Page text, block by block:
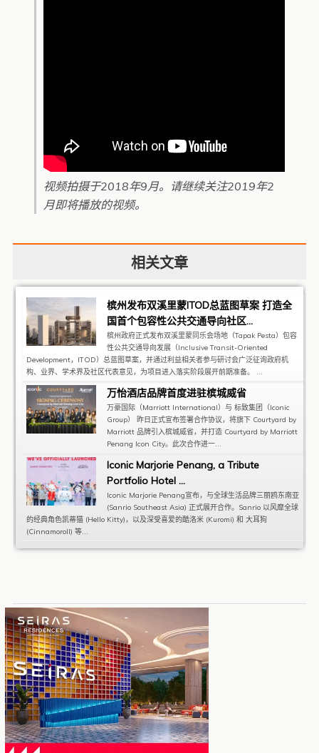
视频拍摄于2018年9月。请继续关注2019年2
月即将播放的视频。
相关文章
槟州发布双溪里蒙ITOD总蓝图草案 打造全
国首个包容性公共交通导向社区...
槟州政府正式发布双溪里蒙同乐会场地（Tapak Pesta）包容
性公共交通导向发展（Inclusive Transit-Oriented
Development，ITOD）总蓝图草案，并通过利益相关者参与研讨会广泛征询政府机
构、业界、学术界及社区代表意见，为项目进入落实阶段展开前期准备。 ...
万怡酒店品牌首度进驻槟城威省
万豪国际（Marriott International）与 标致集团（Iconic
Group） 昨日正式宣布签署合作协议，将旗下 Courtyard by
Marriott 品牌引入槟城威省，并打造 Courtyard by Marriott
Penang Icon City。此次合作进一...
Iconic Marjorie Penang, a Tribute
Portfolio Hotel ...
Iconic Marjorie Penang宣布，与全球生活品牌三丽鸥东南亚
(Sanrio Southeast Asia) 正式展开合作。Sanrio 以风靡全球
的经典角色凯蒂猫 (Hello Kitty)，以及深受喜爱的酷洛米 (Kuromi) 和 大耳狗
(Cinnamoroll) 等...